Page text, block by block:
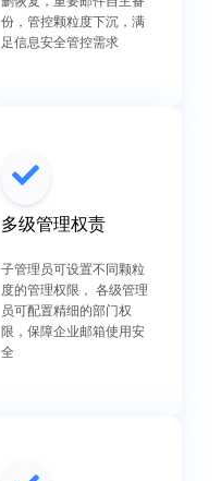
份，管控颗粒度下沉，满
足信息安全管控需求
多级管理权责
子管理员可设置不同颗粒
度的管理权限， 各级管理
员可配置精细的部门权
限，保障企业邮箱使用安
全